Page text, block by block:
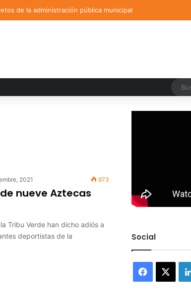
de la administración pública municipal
2021 973
nueve Aztecas
Tribu Verde han dicho adiós a
deportistas de la
Social
Facebook